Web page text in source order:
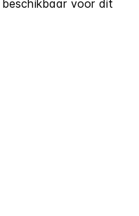
voor dit